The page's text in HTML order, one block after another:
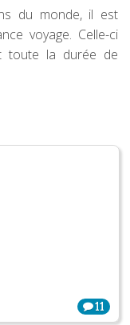
du monde, il est
voyage. Celle-ci
toute la durée de
11